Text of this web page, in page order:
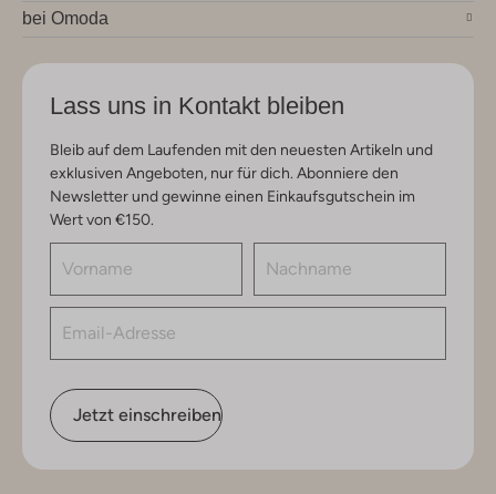
bei Omoda
Lass uns in Kontakt bleiben
Bleib auf dem Laufenden mit den neuesten Artikeln und
exklusiven Angeboten, nur für dich. Abonniere den
Newsletter und gewinne einen Einkaufsgutschein im
Wert von €150.
Jetzt einschreiben